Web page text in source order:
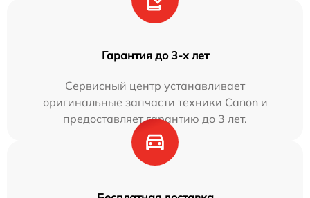
Гарантия до 3-х лет
Сервисный центр устанавливает
оригинальные запчасти техники Canon и
предоставляет гарантию до 3 лет.